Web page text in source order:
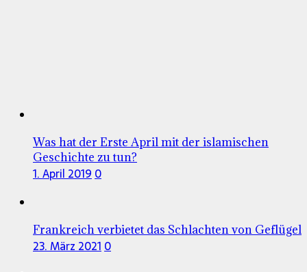
Was hat der Erste April mit der islamischen
Geschichte zu tun?
1. April 2019 0
Frankreich verbietet das Schlachten von Geflügel
23. März 2021 0